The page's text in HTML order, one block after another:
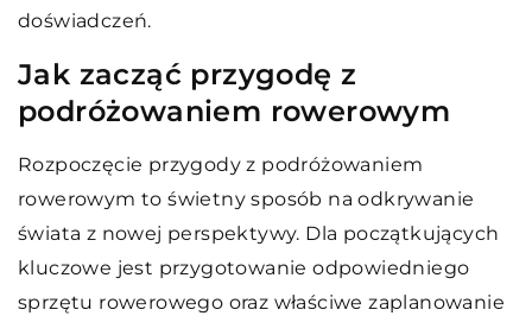
doświadczeń.
Jak zacząć przygodę z
podróżowaniem rowerowym
Rozpoczęcie przygody z podróżowaniem
rowerowym to świetny sposób na odkrywanie
świata z nowej perspektywy. Dla początkujących
kluczowe jest przygotowanie odpowiedniego
sprzętu rowerowego oraz właściwe zaplanowanie